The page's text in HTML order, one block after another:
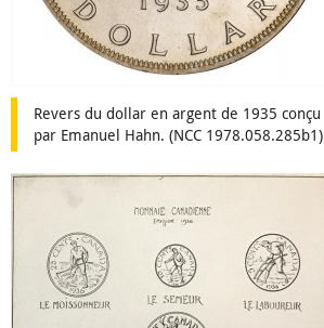
Revers du dollar en argent de 1935 conçu
par Emanuel Hahn. (NCC 1978.058.285b1)